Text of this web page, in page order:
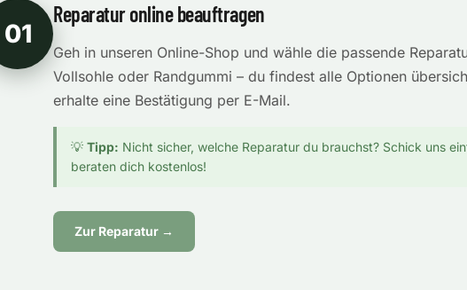
01
Reparatur online beauftragen
Geh in unseren Online-Shop und wähle die passende
Vollsohle oder Randgummi – du findest alle Optionen
erhalte eine Bestätigung per E-Mail.
💡 Tipp: Nicht sicher, welche Reparatur du brauchst? Schick uns
beraten dich kostenlos!
Zur Reparatur →